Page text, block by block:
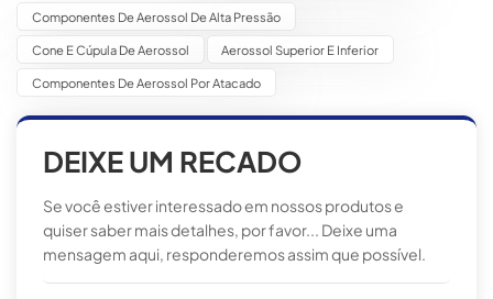
Componentes De Aerossol De Alta Pressão
Cone E Cúpula De Aerossol Aerossol Superior E Inferior
Componentes De Aerossol Por Atacado
DEIXE UM RECADO
Se você estiver interessado em nossos produtos e
quiser saber mais detalhes, por favor... Deixe uma
mensagem aqui, responderemos assim que possível.